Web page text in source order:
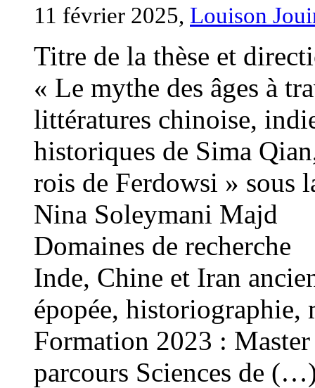
11 février 2025, Louison
Titre de la thèse et
« Le mythe des âges à
littératures chinoise,
historiques de Sima
rois de Ferdowsi » sous
Nina Soleymani Majd
Domaines de recherche
Inde, Chine et Iran
épopée, historiographie,
Formation 2023 :
parcours Sciences de